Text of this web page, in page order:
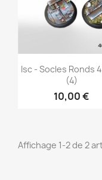
Aperçu
Isc - Socles Ronds
(4)
10,00 €
Affichage 1-2 de 2
Créer une
Nom de la liste